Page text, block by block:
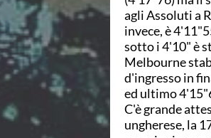
Primati
agli Assoluti a
invece, è
sotto i 4'10" è
Melbourne
d'ingresso in
ed ultimo
C'è grande
ungherese, la